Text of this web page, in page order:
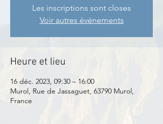
Les inscriptions sont closes
Voir autres événements
Heure et lieu
16 déc. 2023, 09:30 – 16:00
Murol, Rue de Jassaguet, 63790 Murol,
France